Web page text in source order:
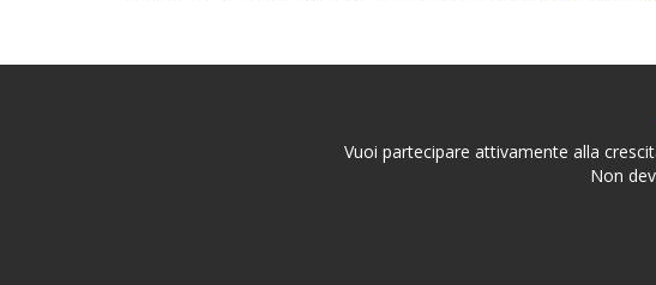
Vuoi partecipare attivamente alla
Non